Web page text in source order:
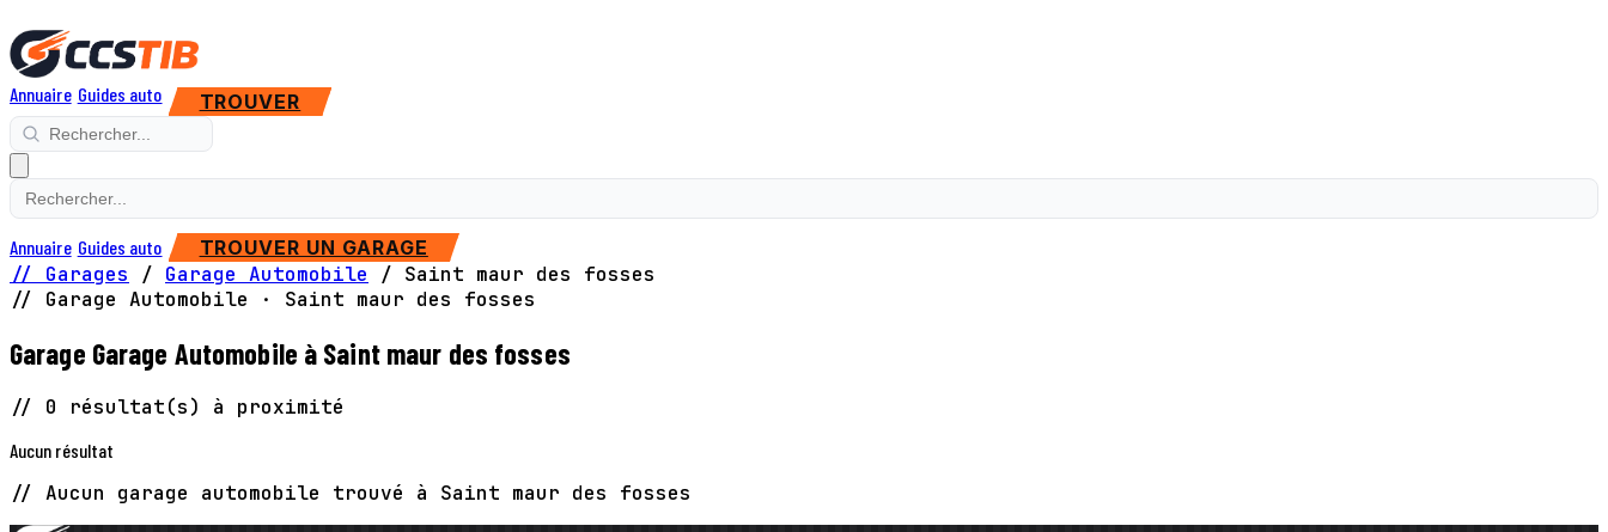
Annuaire Guides auto TROUVER
Annuaire Guides auto TROUVER UN GARAGE
// Garages / Garage Automobile / Saint maur des fosses
// Garage Automobile · Saint maur des fosses
Garage Garage Automobile à Saint maur des fosses
// 0 résultat(s) à proximité
Aucun résultat
// Aucun garage automobile trouvé à Saint maur des fosses